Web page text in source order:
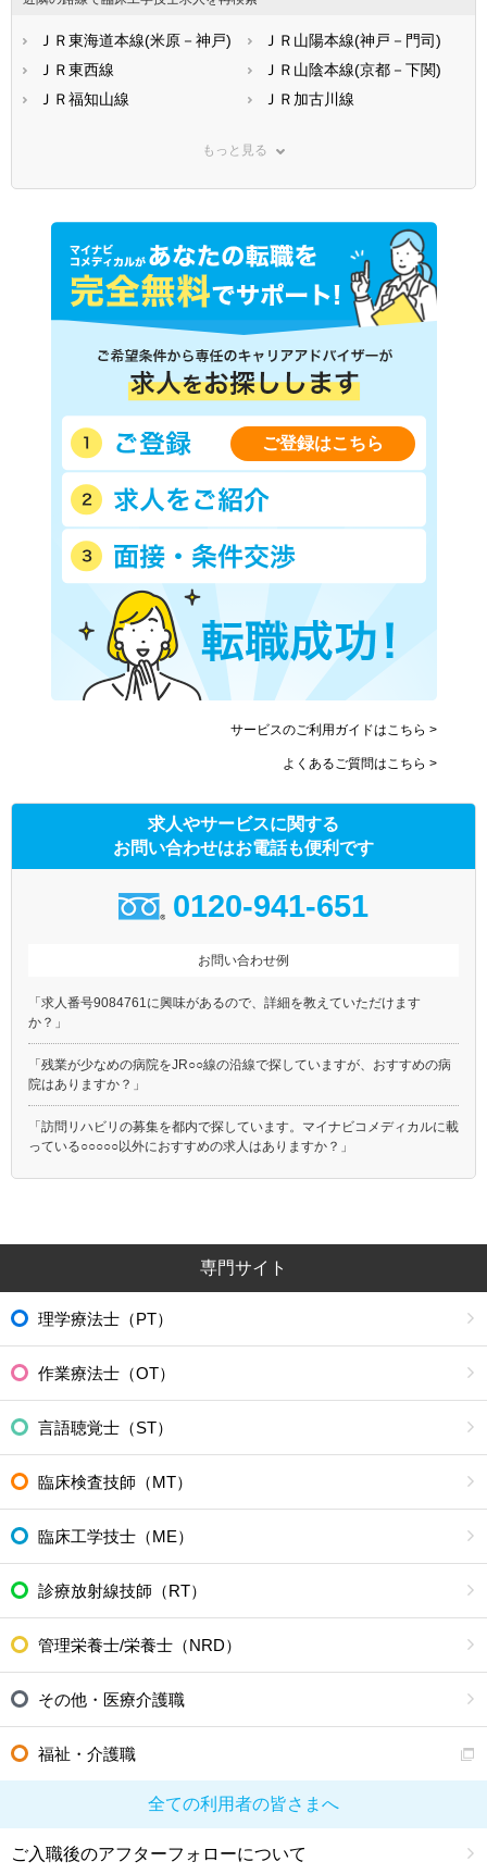
ＪＲ東海道本線(米原－神戸)
ＪＲ山陽本線(神戸－門司)
ＪＲ東西線
ＪＲ山陰本線(京都－下関)
ＪＲ福知山線
ＪＲ加古川線
阪神本線
阪神なんば線
阪神武庫川線
阪急甲陽線
阪急伊丹線
神戸市営地下鉄西神・山手線
(新長田－名谷)
神戸市営地下鉄西神・山手線
(新神戸－新長田)
神戸市営地下鉄海岸線
神戸新交通六甲アイランド線
神戸高速線(三宮－西代)
神戸高速線(新開地－湊川)
神戸電鉄有馬線
神戸電鉄三田線
神戸電鉄公園都市線
神戸電鉄粟生線
北神急行電鉄
山陽電鉄本線
山陽電鉄網干線
能勢電鉄日生線
能勢電鉄妙見線
北条鉄道
智頭急行
北近畿タンゴ鉄道宮津線
神戸新交通ポートアイランド
もっと見る
ご登録はこちら
サービスのご利用ガイドはこちら >
よくあるご質問はこちら >
求人やサービスに関する
お問い合わせはお電話も便利です
0120-941-651
お問い合わせ例
「求人番号9084761に興味があるので、詳細を教えていただけます
か？」
「残業が少なめの病院をJR○○線の沿線で探していますが、おすすめの病
院はありますか？」
「訪問リハビリの募集を都内で探しています。マイナビコメディカルに載
っている○○○○○以外におすすめの求人はありますか？」
専門サイト
理学療法士（PT）
作業療法士（OT）
言語聴覚士（ST）
臨床検査技師（MT）
臨床工学技士（ME）
診療放射線技師（RT）
管理栄養士/栄養士（NRD）
その他・医療介護職
福祉・介護職
全ての利用者の皆さまへ
ご入職後のアフターフォローについて